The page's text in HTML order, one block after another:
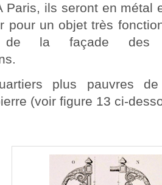
Paris, ils seront en métal
pour un objet très
de la façade des
plus pauvres
(voir figure 13 ci-